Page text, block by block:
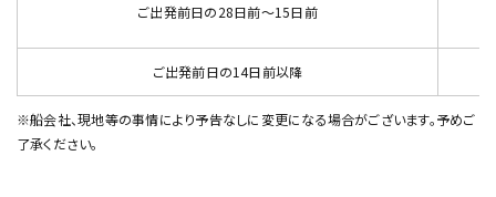
ご出発前日の28日前～15日前
ご出発前日の14日前以降
※船会社、現地等の事情により予告なしに変更になる場合がございます。予めご
了承ください。